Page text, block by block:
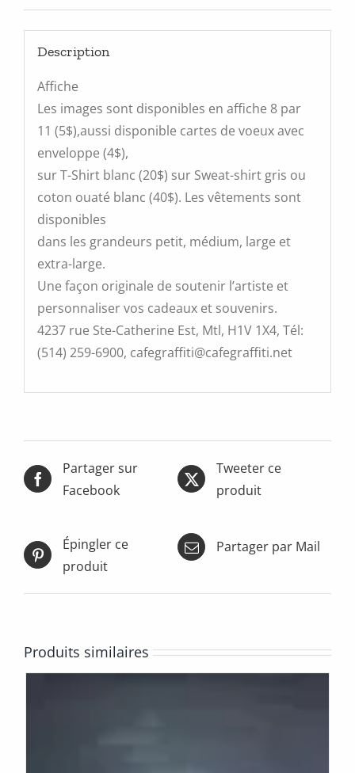
Description
Affiche
Les images sont disponibles en affiche 8 par
11 (5$),aussi disponible cartes de voeux avec
enveloppe (4$),
sur T-Shirt blanc (20$) sur Sweat-shirt gris ou
coton ouaté blanc (40$). Les vêtements sont
disponibles
dans les grandeurs petit, médium, large et
extra-large.
Une façon originale de soutenir l’artiste et
personnaliser vos cadeaux et souvenirs.
4237 rue Ste-Catherine Est, Mtl, H1V 1X4, Tél:
(514) 259-6900, cafegraffiti@cafegraffiti.net
Partager sur
Facebook
Tweeter ce
produit
Épingler ce
produit
Partager par Mail
Produits similaires